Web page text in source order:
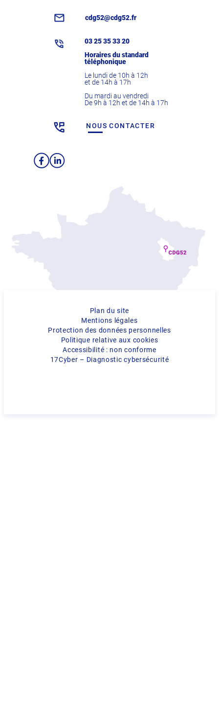
cdg52@cdg52.fr
03 25 35 33 20
Horaires du standard
téléphonique
Le lundi de 10h à 12h
et de 14h à 17h
Du mardi au vendredi
De 9h à 12h et de 14h à 17h
NOUS CONTACTER
Facebook
LinkedIn
Plan du site
Mentions légales
Protection des données personnelles
Politique relative aux cookies
Accessibilité : non conforme
17Cyber – Diagnostic cybersécurité